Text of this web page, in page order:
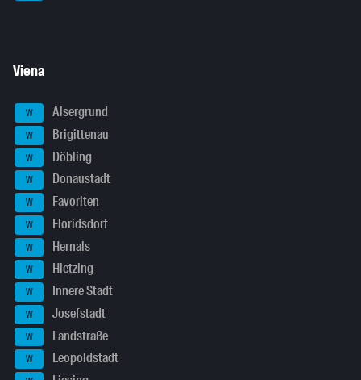
Viena
W Alsergrund
W Brigittenau
W Döbling
W Donaustadt
W Favoriten
W Floridsdorf
W Hernals
W Hietzing
W Innere Stadt
W Josefstadt
W Landstraße
W Leopoldstadt